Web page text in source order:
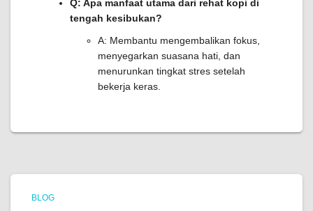
Q: Apa manfaat utama dari rehat kopi di
tengah kesibukan?
A: Membantu mengembalikan fokus,
menyegarkan suasana hati, dan
menurunkan tingkat stres setelah
bekerja keras.
BLOG